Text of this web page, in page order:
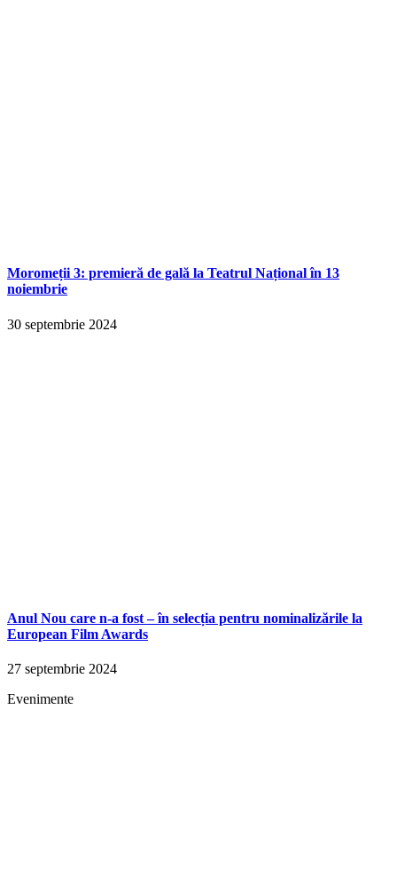
Moromeții 3: premieră de gală la Teatrul Național în 13
noiembrie
30 septembrie 2024
Anul Nou care n-a fost – în selecția pentru nominalizările la
European Film Awards
27 septembrie 2024
Evenimente